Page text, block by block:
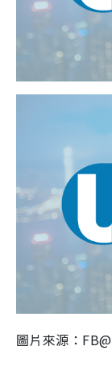
圖片來源：FB@